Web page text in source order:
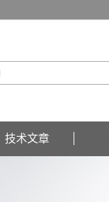
技术文章